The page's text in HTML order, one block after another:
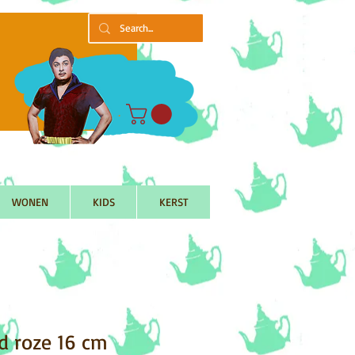
WONEN KIDS KERST
roze 16 cm